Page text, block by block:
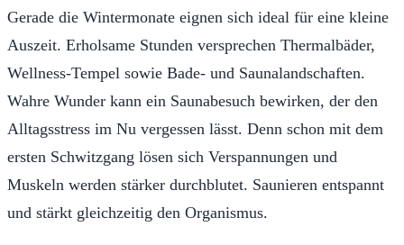
Gerade die Wintermonate eignen sich ideal für eine kleine
Auszeit. Erholsame Stunden versprechen Thermalbäder,
Wellness-Tempel sowie Bade- und Saunalandschaften.
Wahre Wunder kann ein Saunabesuch bewirken, der den
Alltagsstress im Nu vergessen lässt. Denn schon mit dem
ersten Schwitzgang lösen sich Verspannungen und
Muskeln werden stärker durchblutet. Saunieren entspannt
und stärkt gleichzeitig den Organismus.